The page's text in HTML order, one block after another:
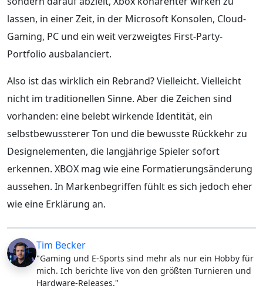
lassen, in einer Zeit, in der Microsoft Konsolen, Cloud-
Gaming, PC und ein weit verzweigtes First-Party-
Portfolio ausbalanciert.
Also ist das wirklich ein Rebrand? Vielleicht. Vielleicht
nicht im traditionellen Sinne. Aber die Zeichen sind
vorhanden: eine belebt wirkende Identität, ein
selbstbewussterer Ton und die bewusste Rückkehr zu
Designelementen, die langjährige Spieler sofort
erkennen. XBOX mag wie eine Formatierungsänderung
aussehen. In Markenbegriffen fühlt es sich jedoch eher
wie eine Erklärung an.
Tim Becker
"Gaming und E-Sports sind mehr als nur ein Hobby für
mich. Ich berichte live von den größten Turnieren und
Hardware-Releases."